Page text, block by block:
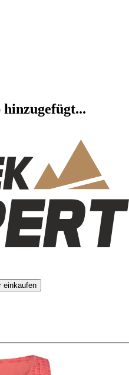
einkaufen